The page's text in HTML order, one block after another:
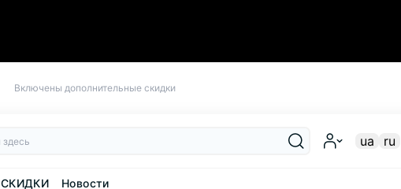
Включены дополнительные скидки
ua ru
СКИДКИ Новости